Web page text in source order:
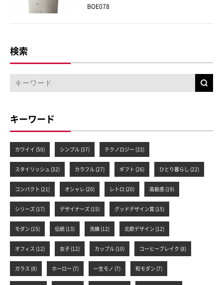
BOE078
検索
キーワード
カワイイ (50) シンプル (37) テクノロジー (33)
スタイリッシュ (32) カラフル (27) ギフト (26) ひとり暮らし (22)
コンパクト (21) オシャレ (20) レトロ (20) 高級感 (19)
シリーズ (17) デザイナーズ (15) グッドデザイン賞 (15)
モダン (15) 伝統 (13) 洗練 (12) 北欧デザイン (12)
オフィス (12) 女子 (12) カップル (10) コーヒーブレイク (8)
ガラス (8) ホーロー (7) 一生モノ (7) 和モダン (7)